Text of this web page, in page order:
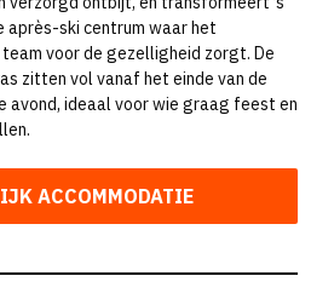
après-ski centrum waar het
voor de gezelligheid zorgt. De
zitten vol vanaf het einde van de
avond, ideaal voor wie graag feest en
ACCOMMODATIE